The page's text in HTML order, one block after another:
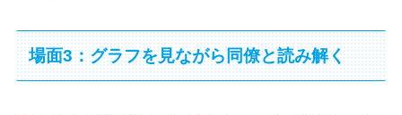
場面3：グラフを見ながら同僚と読み解く